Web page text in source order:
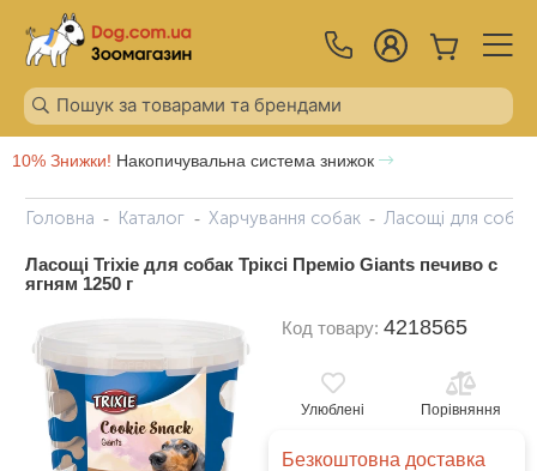
10% Знижки! Накопичувальна система знижок
Головна Каталог Харчування собак Ласощі для собак
Ласощі Trixie для собак Тріксі Преміо Giants печиво с
ягням 1250 г
Код товару: 4218565
Улюблені Порівняння
Безкоштовна доставка